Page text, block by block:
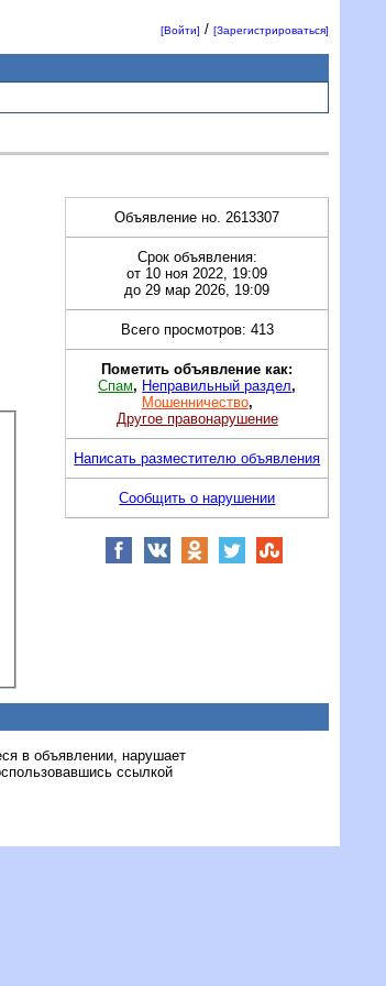
[Войти] /[Зарегистрироваться]
Объявление но. 2613307
Срок объявления:
от 10 ноя 2022, 19:09
до 29 мар 2026, 19:09
Всего просмотров: 413
Пометить объявление как:
Спам, Неправильный раздел,
Мошенничество,
Другое правонарушение
Написать разместителю объявления
Сообщить о нарушении
в объявлении, нарушает
ссылкой